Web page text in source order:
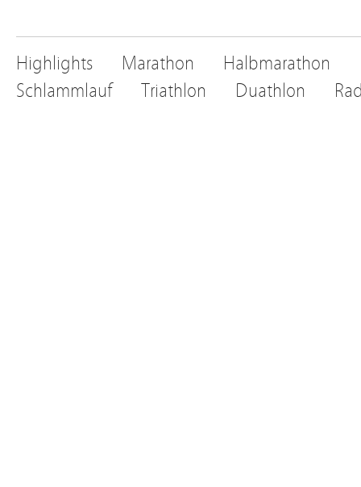
Highlights Marathon Halbmarathon
Schlammlauf
Triathlon Duathlon